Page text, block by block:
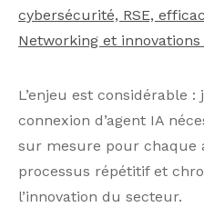
cybersécurité, RSE,
Networking et
L’enjeu est considérable
connexion d’agent IA
sur mesure pour chaque
processus répétitif et
l’innovation du secteur.